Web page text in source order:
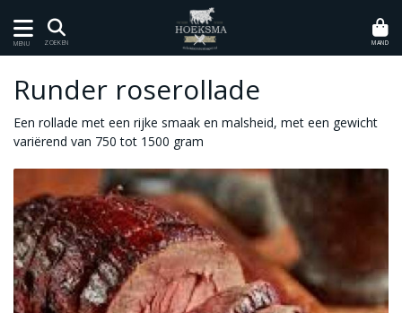
MENU ZOEKEN MAND
Runder roserollade
Een rollade met een rijke smaak en malsheid, met een gewicht
variërend van 750 tot 1500 gram